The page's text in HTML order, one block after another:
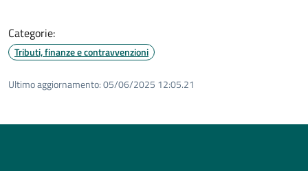
Categorie:
Tributi, finanze e contravvenzioni
Ultimo aggiornamento:05/06/2025 12:05.21